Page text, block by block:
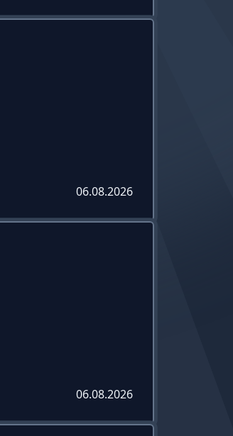
06.08.2026
06.08.2026